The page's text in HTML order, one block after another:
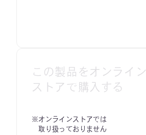
この製品をオンライン
ストアで購入する
※オンラインストアでは
取り扱っておりません